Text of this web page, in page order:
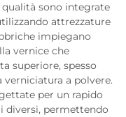
sono integrate
attrezzature
impiegano
vernice che
superiore, spesso
a polvere.
per un rapido
diversi, permettendo